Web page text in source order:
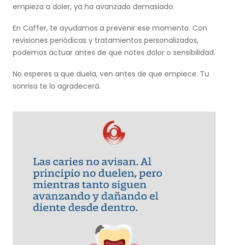
empieza a doler, ya ha avanzado demasiado.
En Caffer, te ayudamos a prevenir ese momento. Con
revisiones periódicas y tratamientos personalizados,
podemos actuar antes de que notes dolor o sensibilidad.
No esperes a que duela, ven antes de que empiece. Tu
sonrisa te lo agradecerá.